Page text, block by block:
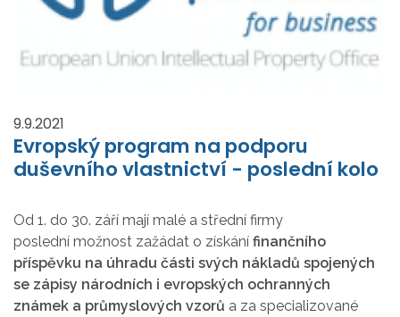
9.9.2021
Evropský program na podporu
duševního vlastnictví - poslední kolo
Od 1. do 30. září mají malé a střední firmy
poslední možnost zažádat o získání finančního
příspěvku na úhradu části svých nákladů spojených
se zápisy národních i evropských ochranných
známek a průmyslových vzorů a za specializované